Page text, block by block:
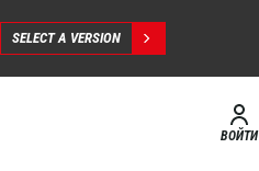
SELECT A VERSION
ВОЙТИ